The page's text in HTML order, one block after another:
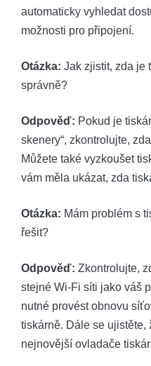
automaticky vyhledat
možnosti pro připojení.
Otázka: Jak zjistit, zda je
správně?
Odpověď: Pokud je
skenery“, zkontrolujte,
Můžete také vyzkoušet
vám měla ukázat, zda
Otázka: Mám problém s
řešit?
Odpověď: Zkontrolujte,
stejné Wi-Fi síti jako váš
nutné provést obnovu
tiskárně. Dále se ujistěte,
nejnovější ovladače